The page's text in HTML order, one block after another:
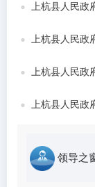
上杭县人民
领导之